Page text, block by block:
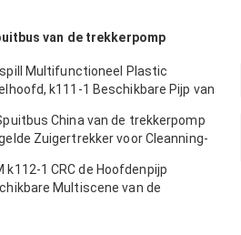
van de trekkerpomp
Multifunctioneel Plastic
k111-1 Beschikbare Pijp van
China van de trekkerpomp
Zuigertrekker voor Cleanning-
k112-1 CRC de Hoofdenpijp
Multiscene van de